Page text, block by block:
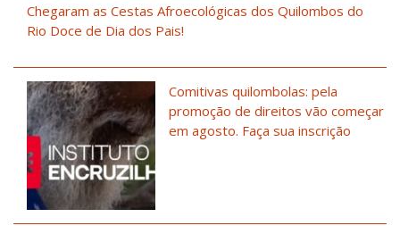
Chegaram as Cestas Afroecológicas dos Quilombos do
Rio Doce de Dia dos Pais!
Comitivas quilombolas: pela
promoção de direitos vão começar
em agosto. Faça sua inscrição